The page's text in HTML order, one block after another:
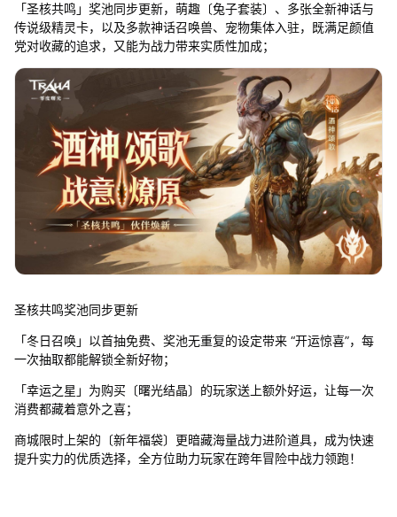
「圣核共鸣」奖池同步更新，萌趣〔兔子套装〕、多张全新神话与
传说级精灵卡，以及多款神话召唤兽、宠物集体入驻，既满足颜值
党对收藏的追求，又能为战力带来实质性加成；
圣核共鸣奖池同步更新
「冬日召唤」以首抽免费、奖池无重复的设定带来 “开运惊喜”，每
一次抽取都能解锁全新好物；
「幸运之星」为购买〔曙光结晶〕的玩家送上额外好运，让每一次
消费都藏着意外之喜；
商城限时上架的〔新年福袋〕更暗藏海量战力进阶道具，成为快速
提升实力的优质选择，全方位助力玩家在跨年冒险中战力领跑！